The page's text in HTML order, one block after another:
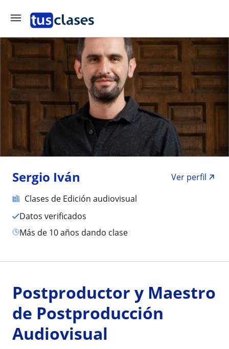
Sergio Iván
Ver perfil
Clases de Edición audiovisual
Datos verificados
más de 10 años dando clase
Postproductor y Maestro
de Postproducción
Audiovisual